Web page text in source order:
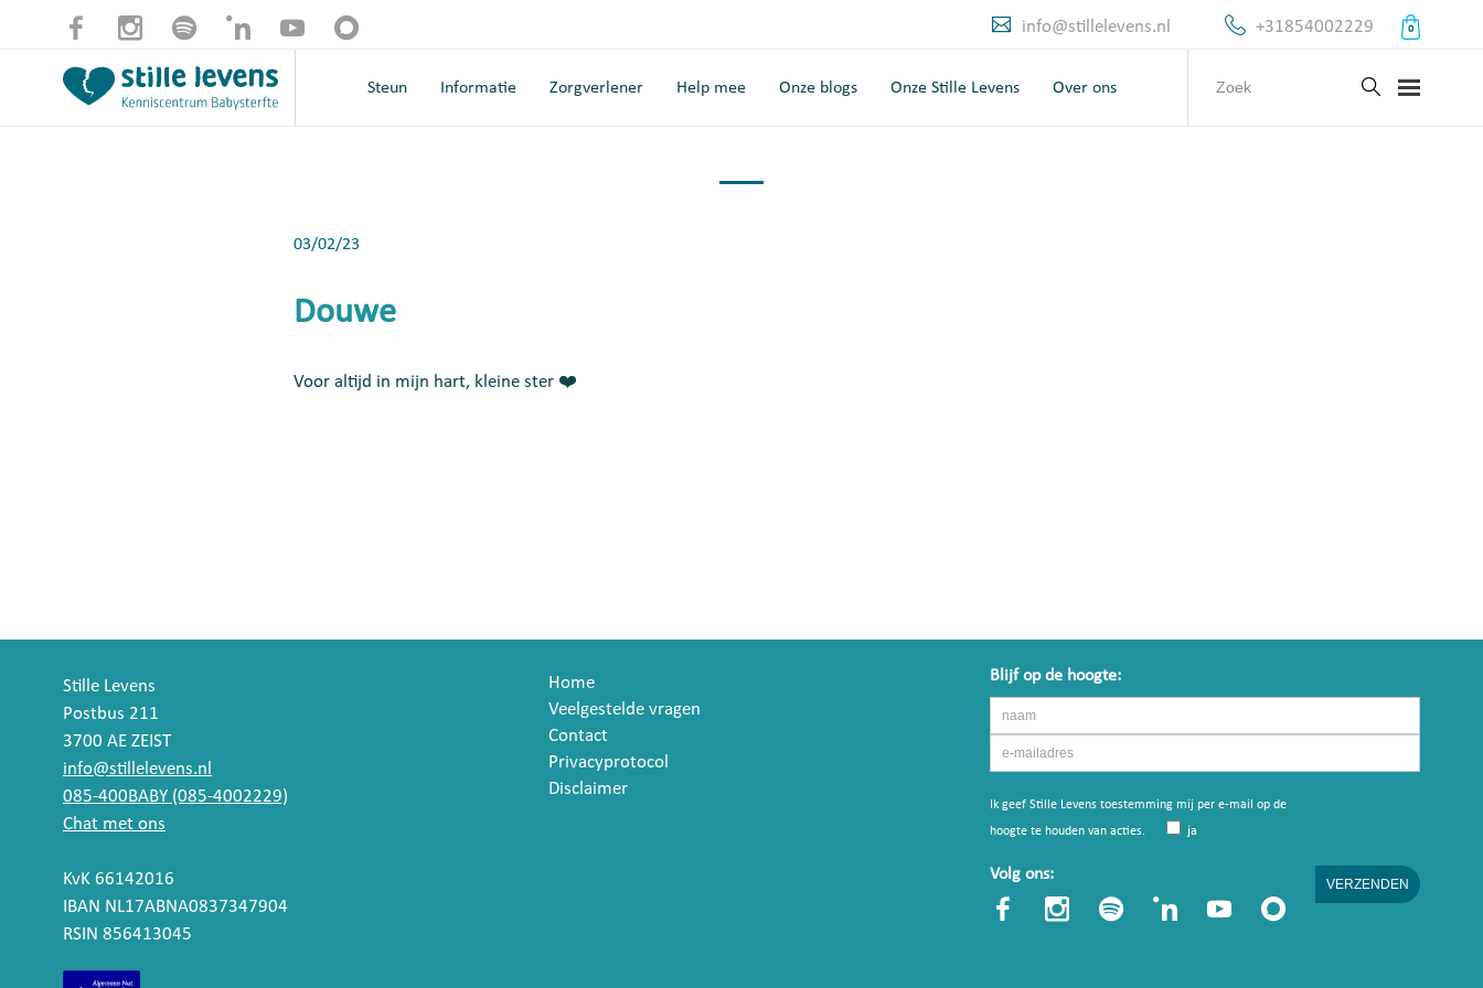
info@stillelevens.nl +31854002229 0
Steun Informatie Zorgverlener Help mee Onze blogs Onze Stille Levens Over ons
03/02/23
Douwe
Voor altijd in mijn hart, kleine ster ❤️
Stille Levens
Postbus 211
3700 AE ZEIST
info@stillelevens.nl
085-400BABY (085-4002229)
Chat met ons
KvK 66142016
IBAN NL17ABNA0837347904
RSIN 856413045
Home
Veelgestelde vragen
Contact
Privacyprotocol
Disclaimer
Blijf op de hoogte:
Ik geef Stille Levens toestemming mij per e-mail op de
hoogte te houden van acties.
ja
Volg ons: